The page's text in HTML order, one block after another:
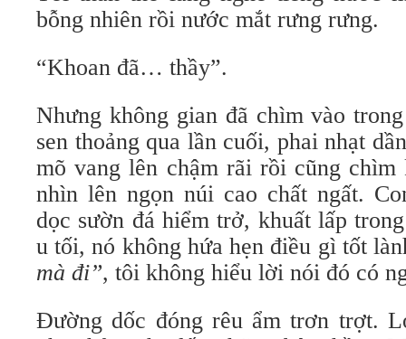
bỗng nhiên rồi nước mắt rưng rưng.
“Khoan đã… thầy”.
Nhưng không gian đã chìm vào
sen thoảng qua lần cuối, phai nhạt
mõ vang lên chậm rãi rồi cũng
nhìn lên ngọn núi cao chất ngất.
dọc sườn đá hiểm trở, khuất lấp
u tối, nó không hứa hẹn điều gì tốt
mà đi”, tôi không hiểu lời nói đó có
Đường dốc đóng rêu ẩm trơn trợt.